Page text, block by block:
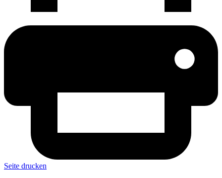
Seite drucken